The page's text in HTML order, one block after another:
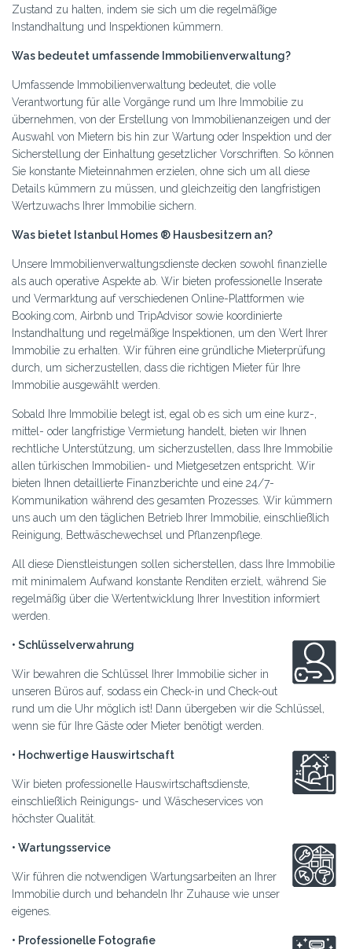
Zustand zu halten, indem sie sich um die regelmäßige
Instandhaltung und Inspektionen kümmern.
Was bedeutet umfassende Immobilienverwaltung?
Umfassende Immobilienverwaltung bedeutet, die volle
Verantwortung für alle Vorgänge rund um Ihre Immobilie zu
übernehmen, von der Erstellung von Immobilienanzeigen und der
Auswahl von Mietern bis hin zur Wartung oder Inspektion und der
Sicherstellung der Einhaltung gesetzlicher Vorschriften. So können
Sie konstante Mieteinnahmen erzielen, ohne sich um all diese
Details kümmern zu müssen, und gleichzeitig den langfristigen
Wertzuwachs Ihrer Immobilie sichern.
Was bietet Istanbul Homes ® Hausbesitzern an?
Unsere Immobilienverwaltungsdienste decken sowohl finanzielle
als auch operative Aspekte ab. Wir bieten professionelle Inserate
und Vermarktung auf verschiedenen Online-Plattformen wie
Booking.com, Airbnb und TripAdvisor sowie koordinierte
Instandhaltung und regelmäßige Inspektionen, um den Wert Ihrer
Immobilie zu erhalten. Wir führen eine gründliche Mieterprüfung
durch, um sicherzustellen, dass die richtigen Mieter für Ihre
Immobilie ausgewählt werden.
Sobald Ihre Immobilie belegt ist, egal ob es sich um eine kurz-,
mittel- oder langfristige Vermietung handelt, bieten wir Ihnen
rechtliche Unterstützung, um sicherzustellen, dass Ihre Immobilie
allen türkischen Immobilien- und Mietgesetzen entspricht. Wir
bieten Ihnen detaillierte Finanzberichte und eine 24/7-
Kommunikation während des gesamten Prozesses. Wir kümmern
uns auch um den täglichen Betrieb Ihrer Immobilie, einschließlich
Reinigung, Bettwäschewechsel und Pflanzenpflege.
All diese Dienstleistungen sollen sicherstellen, dass Ihre Immobilie
mit minimalem Aufwand konstante Renditen erzielt, während Sie
regelmäßig über die Wertentwicklung Ihrer Investition informiert
werden.
• Schlüsselverwahrung
Wir bewahren die Schlüssel Ihrer Immobilie sicher in
unseren Büros auf, sodass ein Check-in und Check-out
rund um die Uhr möglich ist! Dann übergeben wir die Schlüssel,
wenn sie für Ihre Gäste oder Mieter benötigt werden.
• Hochwertige Hauswirtschaft
Wir bieten professionelle Hauswirtschaftsdienste,
einschließlich Reinigungs- und Wäscheservices von
höchster Qualität.
• Wartungsservice
Wir führen die notwendigen Wartungsarbeiten an Ihrer
Immobilie durch und behandeln Ihr Zuhause wie unser
eigenes.
• Professionelle Fotografie